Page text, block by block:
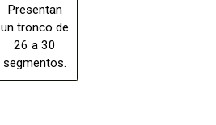
Presentan
un tronco de
26 a 30
segmentos.